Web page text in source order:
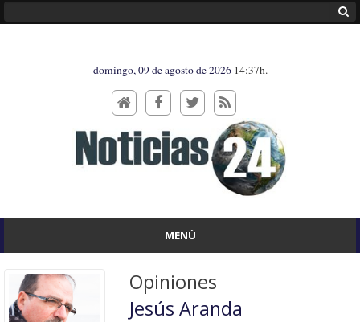
domingo, 09 de agosto de 2026 14:37h.
MENÚ
Opiniones
Jesús Aranda